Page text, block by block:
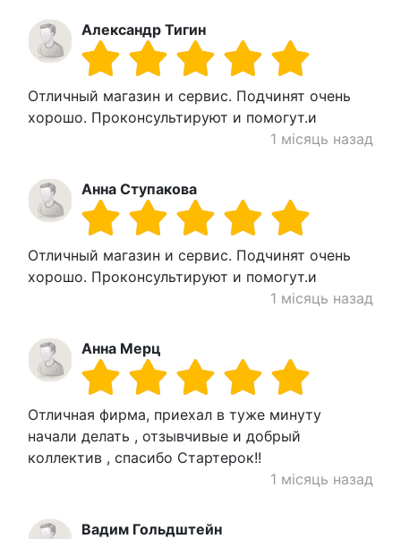
Александр Тигин
Отличный магазин и сервис. Подчинят очень
хорошо. Проконсультируют и помогут.и
1 місяць назад
Анна Ступакова
Отличный магазин и сервис. Подчинят очень
хорошо. Проконсультируют и помогут.и
1 місяць назад
Анна Мерц
Отличная фирма, приехал в туже минуту
начали делать , отзывчивые и добрый
коллектив , спасибо Стартерок!!
1 місяць назад
Вадим Гольдштейн